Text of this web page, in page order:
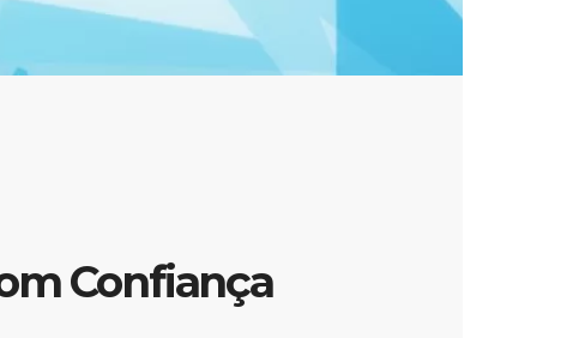
Confiança